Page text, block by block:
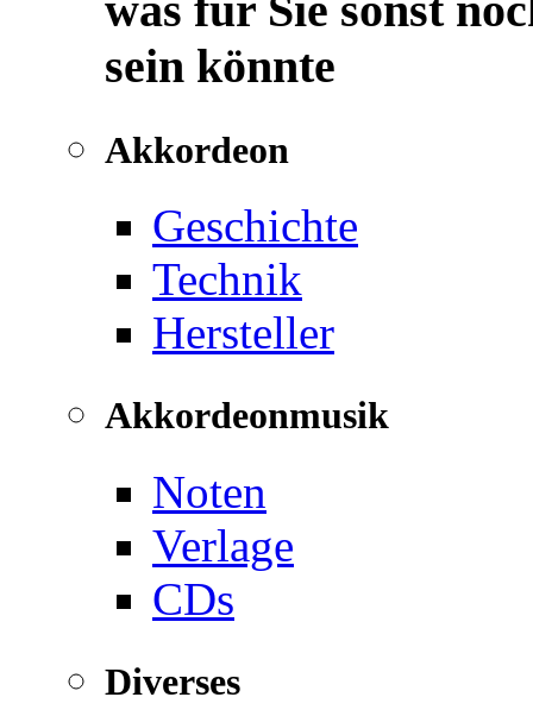
sein könnte
Akkordeon
Geschichte
Technik
Hersteller
Akkordeonmusik
Noten
Verlage
CDs
Diverses